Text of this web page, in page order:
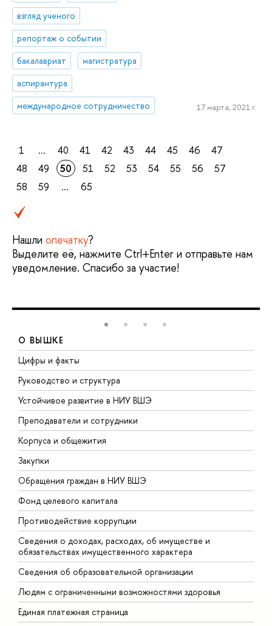
взгляд ученого
репортаж о событии
бакалавриат
магистратура
аспирантура
международное сотрудничество
17 марта, 2021 г.
1 ... 40 41 42 43 44 45 46
47
48
49 50 51 52 53 54 55 56
57
58
59 ... 65
Нашли опечатку?
Выделите её, нажмите Ctrl+Enter и отправьте нам
уведомление. Спасибо за участие!
О ВЫШКЕ
Цифры и факты
Руководство и структура
Устойчивое развитие в НИУ ВШЭ
Преподаватели и сотрудники
Корпуса и общежития
Закупки
Обращения граждан в НИУ ВШЭ
Фонд целевого капитала
Противодействие коррупции
Сведения о доходах, расходах, об имуществе и
обязательствах имущественного характера
Сведения об образовательной организации
Людям с ограниченными возможностями здоровья
Единая платежная страница